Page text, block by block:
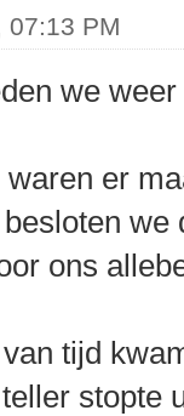
07:13 PM
we
er
we
ons
tijd
stopte